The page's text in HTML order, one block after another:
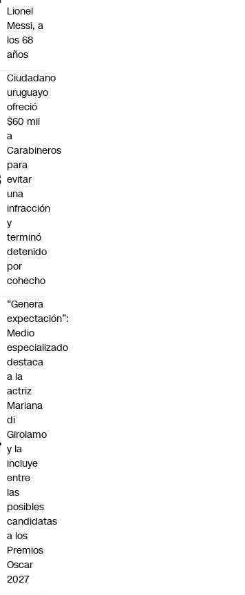
Lionel
Messi, a
los 68
años
Ciudadano
uruguayo
ofreció
$60 mil
a
Carabineros
para
evitar
una
infracción
y
terminó
detenido
por
cohecho
“Genera
expectación”:
Medio
especializado
destaca
a la
actriz
Mariana
di
Girolamo
y la
incluye
entre
las
posibles
candidatas
a los
Premios
Oscar
2027